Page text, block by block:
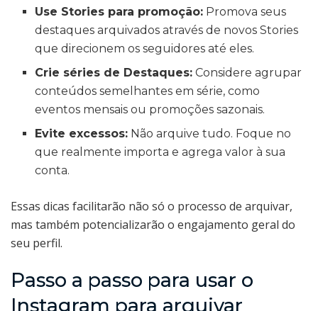
Use Stories para promoção: Promova seus
destaques arquivados através de novos Stories
que direcionem os seguidores até eles.
Crie séries de Destaques: Considere agrupar
conteúdos semelhantes em série, como
eventos mensais ou promoções sazonais.
Evite excessos: Não arquive tudo. Foque no
que realmente importa e agrega valor à sua
conta.
Essas dicas facilitarão não só o processo de arquivar,
mas também potencializarão o engajamento geral do
seu perfil.
Passo a passo para usar o
Instagram para arquivar